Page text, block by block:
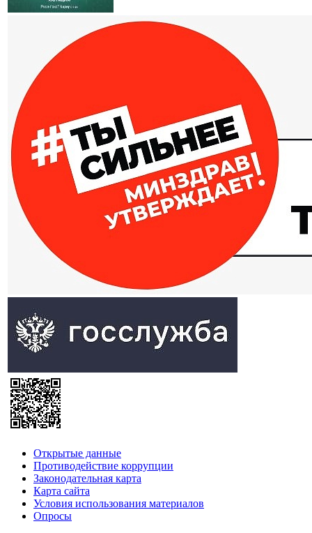
Открытые данные
Противодействие коррупции
Законодательная карта
Карта сайта
Условия использования материалов
Опросы